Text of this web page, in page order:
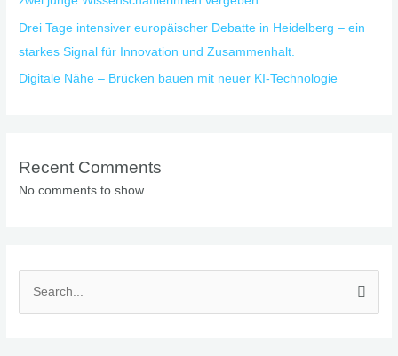
Drei Tage intensiver europäischer Debatte in Heidelberg – ein
starkes Signal für Innovation und Zusammenhalt.
Digitale Nähe – Brücken bauen mit neuer KI-Technologie
Recent Comments
No comments to show.